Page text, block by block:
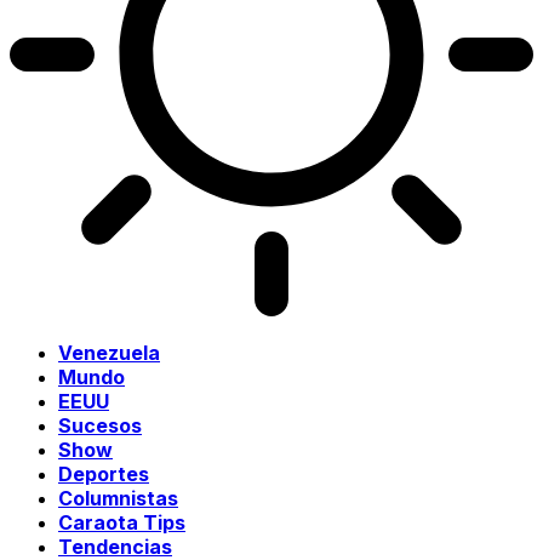
Venezuela
Mundo
EEUU
Sucesos
Show
Deportes
Columnistas
Caraota Tips
Tendencias